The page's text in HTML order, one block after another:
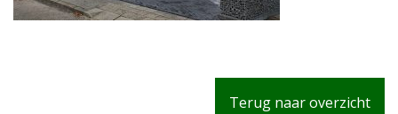
Terug naar overzicht